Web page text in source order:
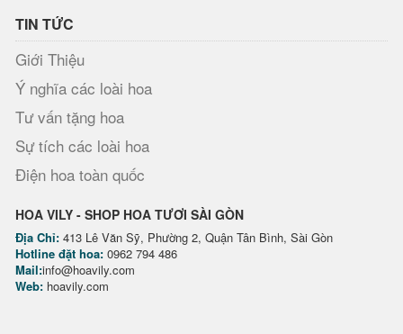
TIN TỨC
Giới Thiệu
Ý nghĩa các loài hoa
Tư vấn tặng hoa
Sự tích các loài hoa
Điện hoa toàn quốc
HOA VILY - SHOP HOA TƯƠI SÀI GÒN
Địa Chỉ: 413 Lê Văn Sỹ, Phường 2, Quận Tân Bình, Sài Gòn
Hotline đặt hoa: 0962 794 486
Mail:info@hoavily.com
Web: hoavily.com